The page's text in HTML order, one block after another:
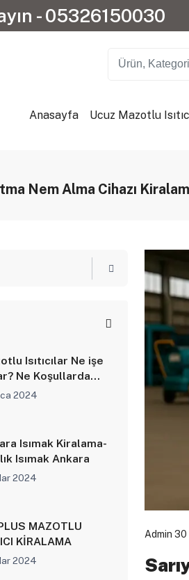
- 05326150030
Anasayfa Ucuz Mazotlu
Nem Alma Cihazı
Isıtıcılar Ne işe
Ne Koşullarda
2024
Isımak Kiralama-
Isımak Ankara
2024
MAZOTLU
KİRALAMA
2024
Admin 30